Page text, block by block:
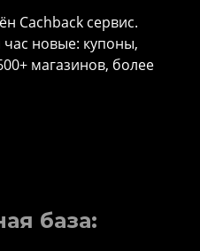
Cachback сервис.
новые: купоны,
магазинов, более
база: